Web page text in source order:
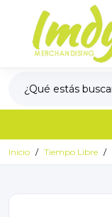
Inicio Tiempo Libre